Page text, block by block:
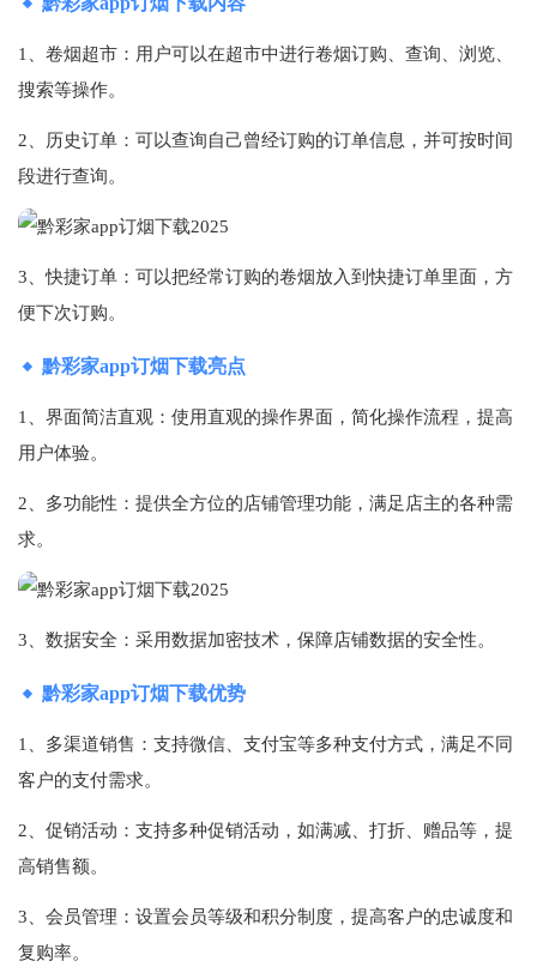
1、卷烟超市：用户可以在超市中进行卷烟订购、查询、浏览、
搜索等操作。
2、历史订单：可以查询自己曾经订购的订单信息，并可按时间
段进行查询。
3、快捷订单：可以把经常订购的卷烟放入到快捷订单里面，方
便下次订购。
黔彩家app订烟下载亮点
1、界面简洁直观：使用直观的操作界面，简化操作流程，提高
用户体验。
2、多功能性：提供全方位的店铺管理功能，满足店主的各种需
求。
3、数据安全：采用数据加密技术，保障店铺数据的安全性。
黔彩家app订烟下载优势
1、多渠道销售：支持微信、支付宝等多种支付方式，满足不同
客户的支付需求。
2、促销活动：支持多种促销活动，如满减、打折、赠品等，提
高销售额。
3、会员管理：设置会员等级和积分制度，提高客户的忠诚度和
复购率。